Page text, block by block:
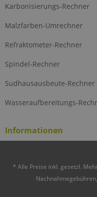
Karbonisierungs-Rechner
Malzfarben-Umrechner
Refraktometer-Rechner
Spindel-Rechner
Sudhausausbeute-Rechner
Wasseraufbereitungs-
Informationen
* Alle Preise inkl. gesetzl.